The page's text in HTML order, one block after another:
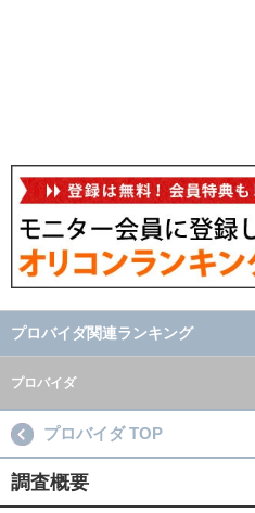
プロバイダ関連ランキング
プロバイダ
プロバイダ TOP
調査概要